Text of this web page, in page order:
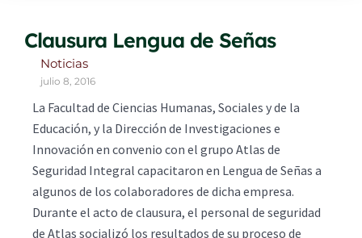
Clausura Lengua de Señas
Noticias
julio 8, 2016
La Facultad de Ciencias Humanas, Sociales y de la
Educación, y la Dirección de Investigaciones e
Innovación en convenio con el grupo Atlas de
Seguridad Integral capacitaron en Lengua de Señas a
algunos de los colaboradores de dicha empresa.
Durante el acto de clausura, el personal de seguridad
de Atlas socializó los resultados de su proceso de